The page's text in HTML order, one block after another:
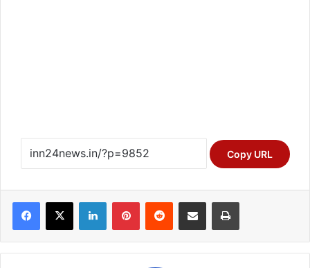
Copy URL
Facebook
X LinkedInPinterestReddit Share via Email Print